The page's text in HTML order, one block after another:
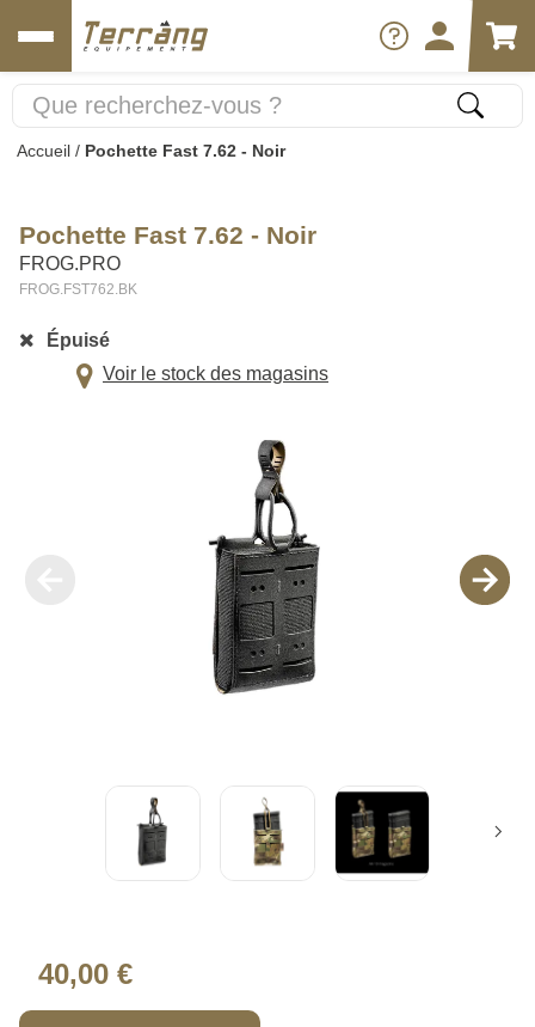
Accueil / Pochette Fast 7.62 - Noir
Pochette Fast 7.62 - Noir
FROG.PRO
FROG.FST762.BK
Épuisé
Voir le stock des magasins
40,00 €